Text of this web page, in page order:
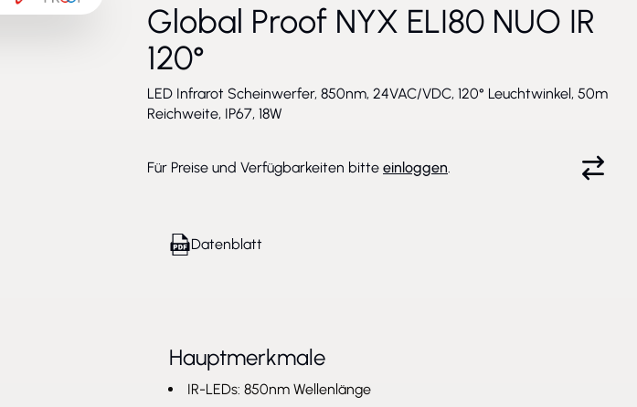
Global Proof NYX ELI80 NUO IR
120°
LED Infrarot Scheinwerfer, 850nm, 24VAC/VDC, 120° Leuchtwinkel, 50m
Reichweite, IP67, 18W
Für Preise und Verfügbarkeiten bitte einloggen.
Datenblatt
Hauptmerkmale
IR-LEDs: 850nm Wellenlänge